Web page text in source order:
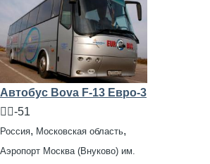
Автобус Bova F-13 Евро-3
🧍‍♂️-51
Россия, Московская область,
Аэропорт Москва (Внуково) им.